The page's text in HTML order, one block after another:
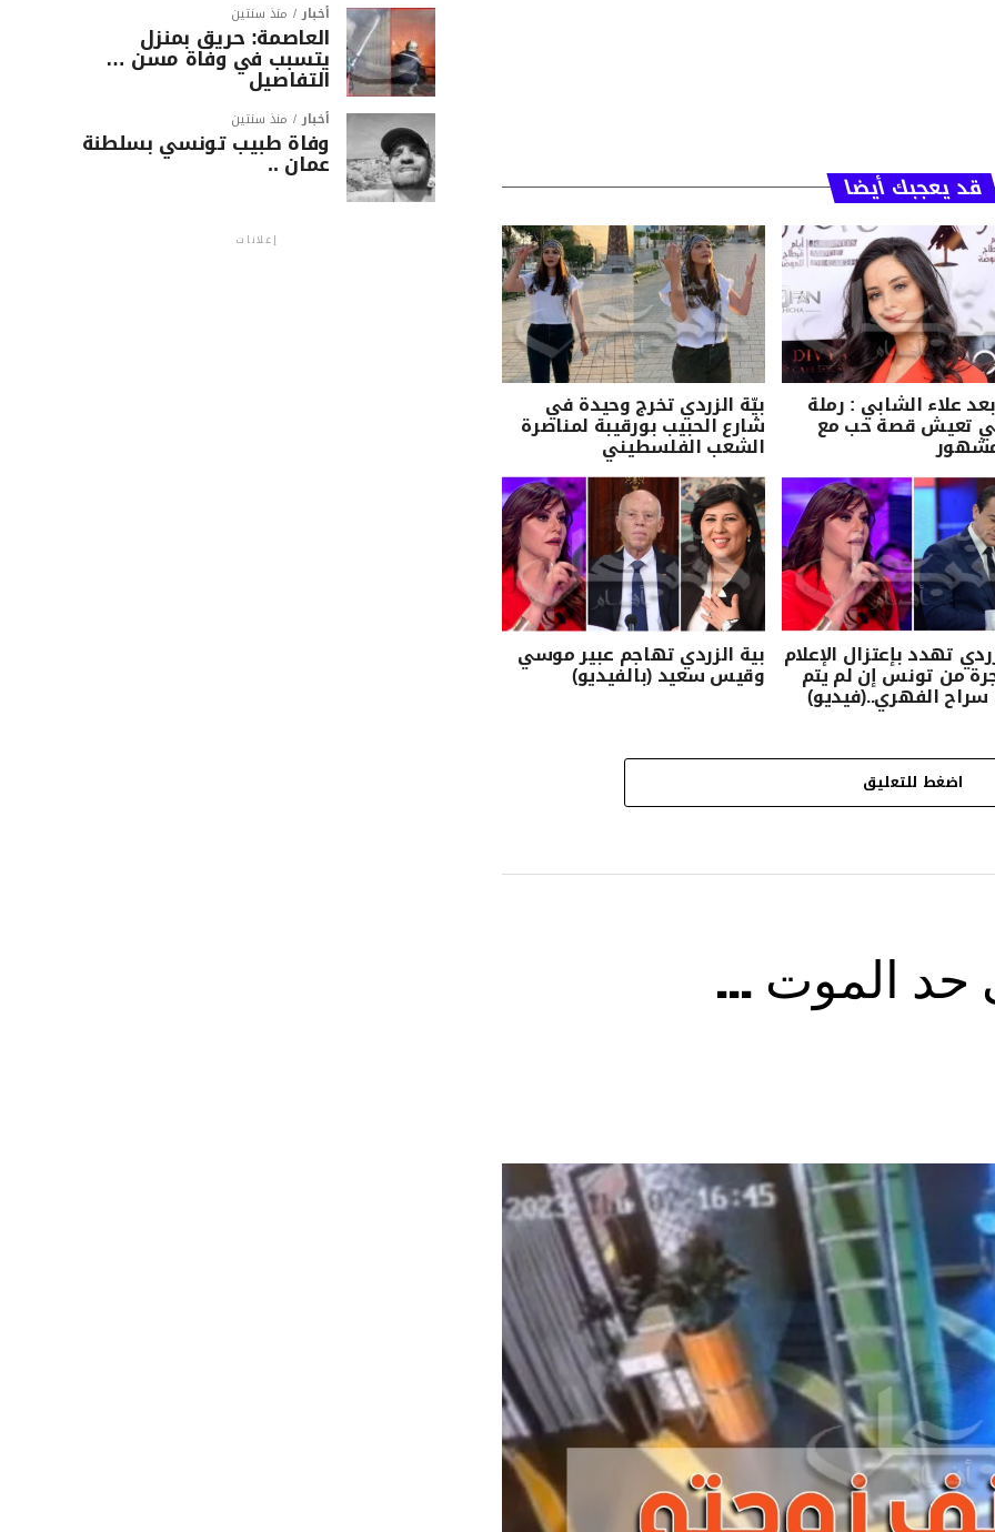
قد يعجبك أيضا
علاء الشابي : رملة
تعيش قصة حب مع
بيّة الزردي تخرج وحيدة في
شارع الحبيب بورقيبة لمناصرة
الشعب الفلسطيني
تهدد بإعتزال الإعلام
من تونس إن لم يتم
الفهري..(فيديو)
بية الزردي تهاجم عبير موسي
وقيس سعيد (بالفيديو)
اضغط للتعليق
حد الموت …
أخبار منذ سنتين
العاصمة: حريق بمنزل
يتسبب في وفاة مسن …
التفاصيل
أخبار منذ سنتين
وفاة طبيب تونسي بسلطنة
عمان ..
إعلانات